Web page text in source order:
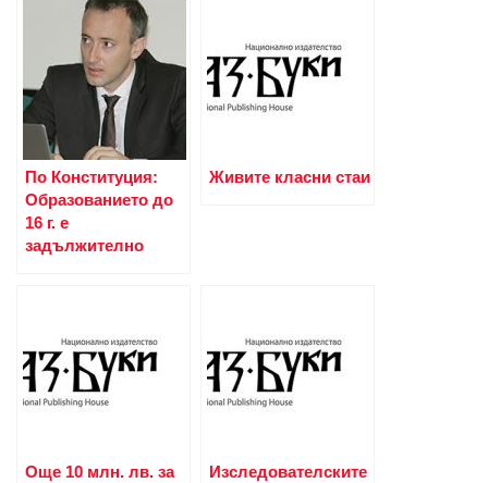
По Конституция:
Образованието до
16 г. е
задължително
Живите класни стаи
Още 10 млн. лв. за
Изследователските